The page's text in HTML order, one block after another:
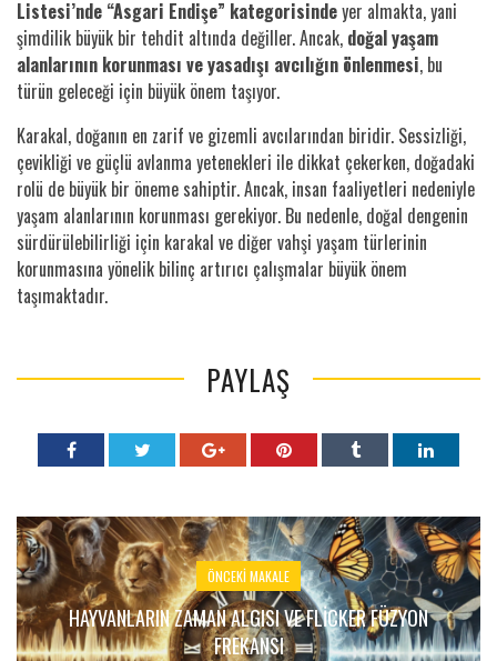
Listesi’nde “Asgari Endişe” kategorisindeyer almakta, yani
şimdilik büyük bir tehdit altında değiller. Ancak, doğal yaşam
alanlarının korunması ve yasadışı avcılığın önlenmesi, bu
türün geleceği için büyük önem taşıyor.
Karakal, doğanın en zarif ve gizemli avcılarından biridir. Sessizliği,
çevikliği ve güçlü avlanma yetenekleri ile dikkat çekerken, doğadaki
rolü de büyük bir öneme sahiptir. Ancak, insan faaliyetleri nedeniyle
yaşam alanlarının korunması gerekiyor. Bu nedenle, doğal dengenin
sürdürülebilirliği için karakal ve diğer vahşi yaşam türlerinin
korunmasına yönelik bilinç artırıcı çalışmalar büyük önem
taşımaktadır.
PAYLAŞ
ÖNCEKI MAKALE
HAYVANLARIN ZAMAN ALGISI VE FLICKER FÜZYON
FREKANSI